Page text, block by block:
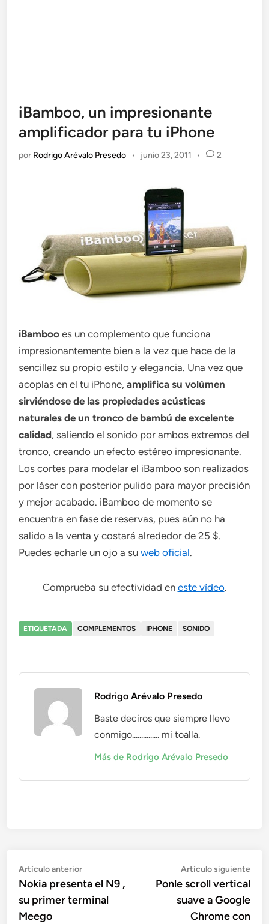
iBamboo, un impresionante
amplificador para tu iPhone
por Rodrigo Arévalo Presedo • junio 23, 2011 • 2
iBamboo es un complemento que funciona
impresionantemente bien a la vez que hace de la
sencillez su propio estilo y elegancia. Una vez que
acoplas en el tu iPhone,amplifica su volúmen
sirviéndose de las propiedades acústicas
naturales de un tronco de bambú de excelente
calidad, saliendo el sonido por ambos extremos del
tronco, creando un efecto estéreo impresionante.
Los cortes para modelar el iBamboo son realizados
por láser con posterior pulido para mayor precisión
y mejor acabado. iBamboo de momento se
encuentra en fase de reservas, pues aún no ha
salido a la venta y costará alrededor de 25 $.
Puedes echarle un ojo a suweb oficial.
Comprueba su efectividad en este vídeo.
ETIQUETADA COMPLEMENTOS IPHONE SONIDO
Rodrigo Arévalo Presedo
Baste deciros que siempre llevo
conmigo............... mi toalla.
Más de Rodrigo Arévalo Presedo
Navegación
de
entradas
Artículo anteriorArtículo
anterior:
Nokia presenta el N9 ,
su primer terminal
Meego
Artículo siguiente
Ponle scroll vertical
suave a Google
Chrome con